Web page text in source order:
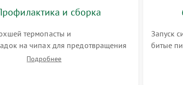
и сборка
термопасты и
на чипах для предотвращения
укладка кабелей,
Подробнее
Запуск
битые
тестов